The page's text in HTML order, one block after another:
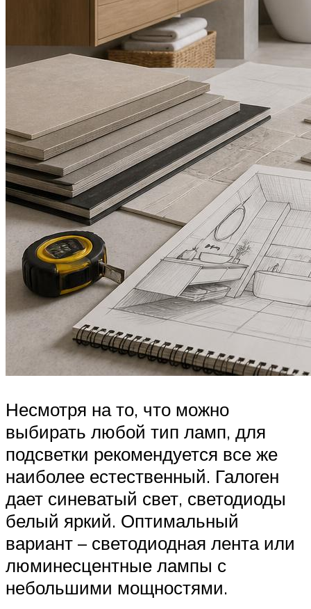
Несмотря на то, что можно
выбирать любой тип ламп, для
подсветки рекомендуется все же
наиболее естественный. Галоген
дает синеватый свет, светодиоды
белый яркий. Оптимальный
вариант – светодиодная лента или
люминесцентные лампы с
небольшими мощностями.